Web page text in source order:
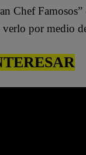
Chef
verlo por medio